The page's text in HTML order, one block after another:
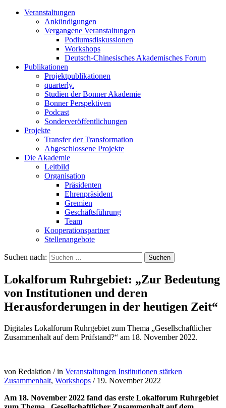
Veranstaltungen
Ankündigungen
Vergangene Veranstaltungen
Podiumsdiskussionen
Workshops
Deutsch-Chinesisches Akademisches Forum
Publikationen
Projektpublikationen
quarterly.
Studien der Bonner Akademie
Bonner Perspektiven
Podcast
Sonderveröffentlichungen
Projekte
Transfer der Transformation
Abgeschlossene Projekte
Die Akademie
Leitbild
Organisation
Präsidenten
Ehrenpräsident
Gremien
Geschäftsführung
Team
Kooperationspartner
Stellenangebote
Suchen nach:
Lokalforum Ruhrgebiet: „Zur Bedeutung
von Institutionen und deren
Herausforderungen in der heutigen Zeit“
Digitales Lokalforum Ruhrgebiet zum Thema „Gesellschaftlicher
Zusammenhalt auf dem Prüfstand?“ am 18. November 2022.
von Redaktion /in Veranstaltungen Institutionen stärken
Zusammenhalt, Workshops / 19. November 2022
Am 18. November 2022 fand das erste Lokalforum Ruhrgebiet